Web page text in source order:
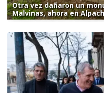
Otra vez dañaron un
Malvinas, ahora en